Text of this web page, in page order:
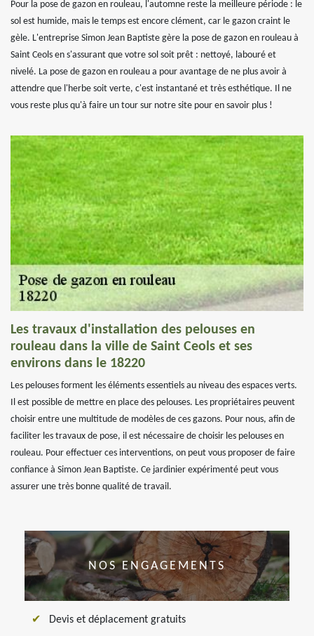
Pour la pose de gazon en rouleau, l'automne reste la meilleure période : le
sol est humide, mais le temps est encore clément, car le gazon craint le
gèle. L'entreprise Simon Jean Baptiste gère la pose de gazon en rouleau à
Saint Ceols en s'assurant que votre sol soit prêt : nettoyé, labouré et
nivelé. La pose de gazon en rouleau a pour avantage de ne plus avoir à
attendre que l'herbe soit verte, c'est instantané et très esthétique. Il ne
vous reste plus qu'à faire un tour sur notre site pour en savoir plus !
Les travaux d'installation des pelouses en
rouleau dans la ville de Saint Ceols et ses
environs dans le 18220
Les pelouses forment les éléments essentiels au niveau des espaces verts.
Il est possible de mettre en place des pelouses. Les propriétaires peuvent
choisir entre une multitude de modèles de ces gazons. Pour nous, afin de
faciliter les travaux de pose, il est nécessaire de choisir les pelouses en
rouleau. Pour effectuer ces interventions, on peut vous proposer de faire
confiance à Simon Jean Baptiste. Ce jardinier expérimenté peut vous
assurer une très bonne qualité de travail.
NOS ENGAGEMENTS
Devis et déplacement gratuits